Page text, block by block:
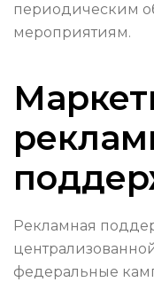
периодическим
мероприятиям.
Рекламная
федеральные